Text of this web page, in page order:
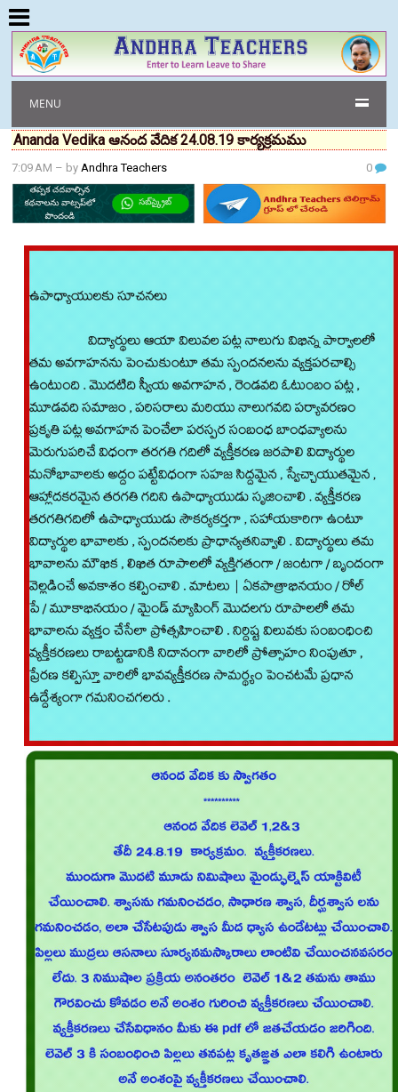
MENU
Ananda Vedika ఆనంద వేదిక 24.08.19 కార్యక్రమము
7:09 AM – byAndhra Teachers 0